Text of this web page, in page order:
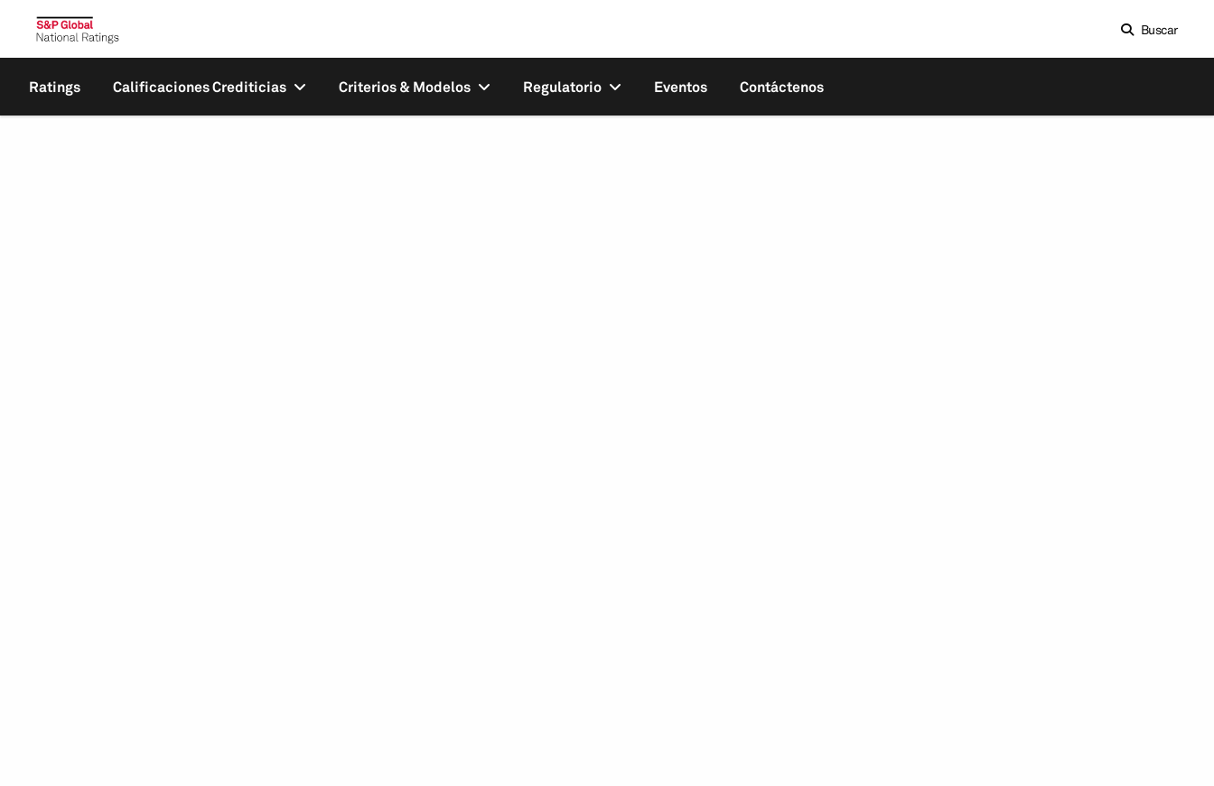
Buscar
Ratings Calificaciones Crediticias Criterios & Modelos Regulatorio Eventos Contáctenos